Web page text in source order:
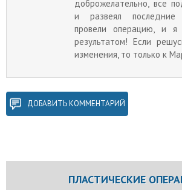
доброжелательно, все
и развеял
провели операцию, и я
результатом! Если
изменения, то только к
ДОБАВИТЬ КОММЕНТАРИЙ
ПЛАСТИЧЕСКИЕ